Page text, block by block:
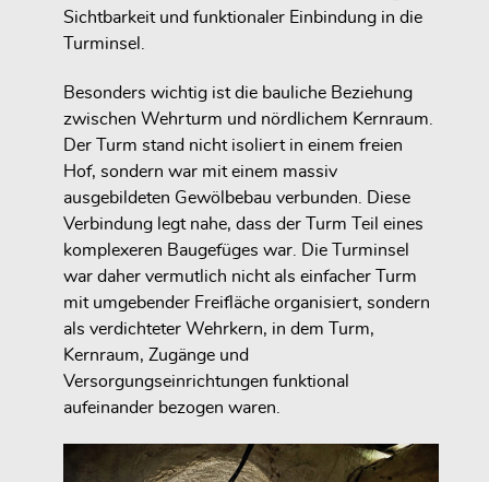
Sichtbarkeit und funktionaler Einbindung in die
Turminsel.
Besonders wichtig ist die bauliche Beziehung
zwischen Wehrturm und nördlichem Kernraum.
Der Turm stand nicht isoliert in einem freien
Hof, sondern war mit einem massiv
ausgebildeten Gewölbebau verbunden. Diese
Verbindung legt nahe, dass der Turm Teil eines
komplexeren Baugefüges war. Die Turminsel
war daher vermutlich nicht als einfacher Turm
mit umgebender Freifläche organisiert, sondern
als verdichteter Wehrkern, in dem Turm,
Kernraum, Zugänge und
Versorgungseinrichtungen funktional
aufeinander bezogen waren.